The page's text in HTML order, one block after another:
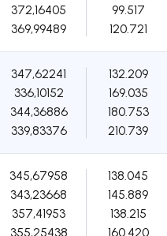
372,16405
369,99489
99.517
120.721
347,62241
336,10152
344,36886
339,83376
132.209
169.035
180.753
210.739
345,67958
343,23668
357,41953
355,25438
138.045
145.889
138.215
160.420